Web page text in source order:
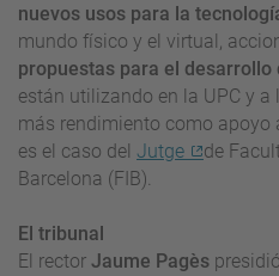
nuevos usos para la
mundo físico y el virtual,
propuestas para el
están utilizando en la UPC y
más rendimiento como apoyo
es el caso del Jutge
de
Barcelona (FIB).
El tribunal
El rector Jaume Pagès